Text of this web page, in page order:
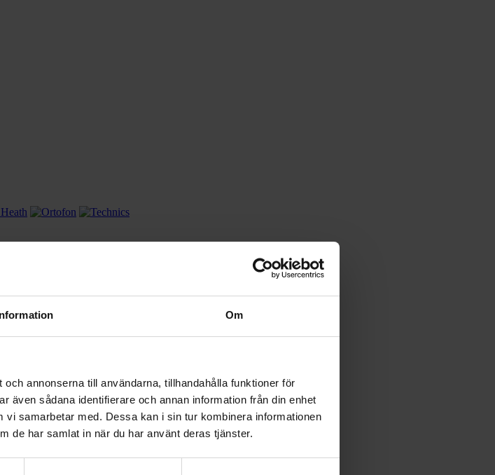
Om
annonserna till användarna, tillhandahålla funktioner för
även sådana identifierare och annan information från din enhet
samarbetar med. Dessa kan i sin tur kombinera informationen
de har samlat in när du har använt deras tjänster.